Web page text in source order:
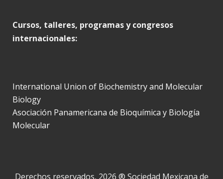
Cursos, talleres, programas y congresos
internacionales:
International Union of Biochemistry and Molecular
Biology
Asociación Panamericana de Bioquímica y Biología
Molecular
Derechos reservados, 2026 ® Sociedad Mexicana de